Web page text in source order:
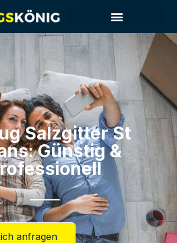
Salzgitter​ St
Günstig &
anfragen